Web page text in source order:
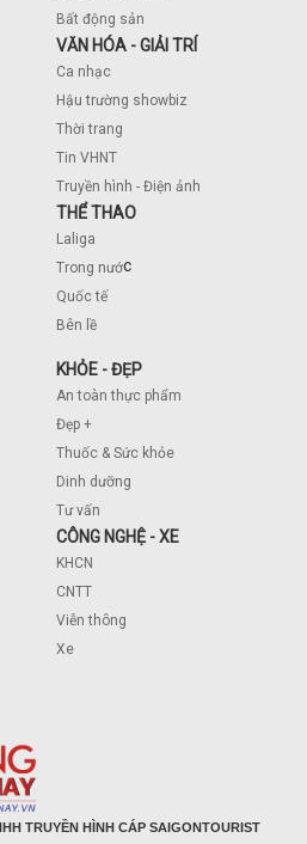
Bất động sản
VĂN HÓA - GIẢI TRÍ
Ca nhạc
Hậu trường showbiz
Thời trang
Tin VHNT
Truyền hình - Điện ảnh
THỂ THAO
Laliga
Trong nước
Quốc tế
Bên lề
KHỎE - ĐẸP
An toàn thực phẩm
Đẹp +
Thuốc & Sức khỏe
Dinh dưỡng
Tư vấn
CÔNG NGHỆ - XE
KHCN
CNTT
Viễn thông
Xe
TRUYỀN HÌNH CÁP SAIGONTOURIST